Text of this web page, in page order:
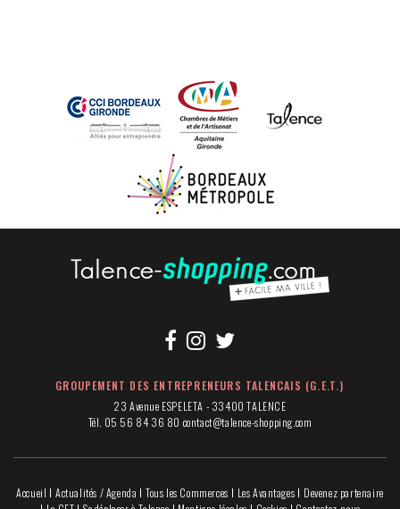
GROUPEMENT DES ENTREPRENEURS TALENCAIS (G.E.T.)
23 Avenue ESPELETA - 33400 TALENCE
Tél. 05 56 84 36 80 contact@talence-shopping.com
Accueil Actualités / Agenda Tous les Commerces Les Avantages
Devenez partenaire